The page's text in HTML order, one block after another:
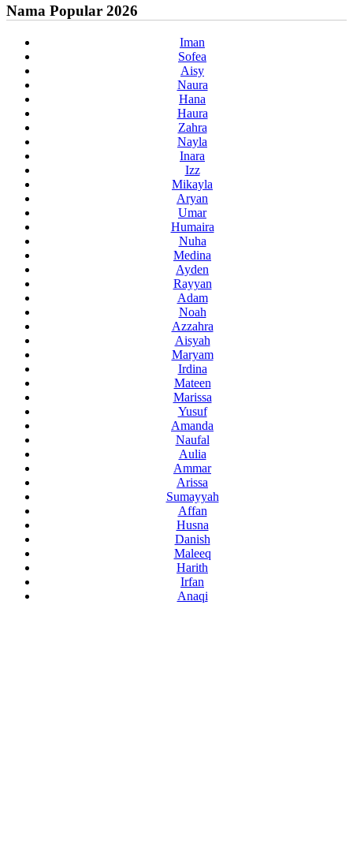
Nama Popular 2026
Iman
Sofea
Aisy
Naura
Hana
Haura
Zahra
Nayla
Inara
Izz
Mikayla
Aryan
Umar
Humaira
Nuha
Medina
Ayden
Rayyan
Adam
Noah
Azzahra
Aisyah
Maryam
Irdina
Mateen
Marissa
Yusuf
Amanda
Naufal
Aulia
Ammar
Arissa
Sumayyah
Affan
Husna
Danish
Maleeq
Harith
Irfan
Anaqi